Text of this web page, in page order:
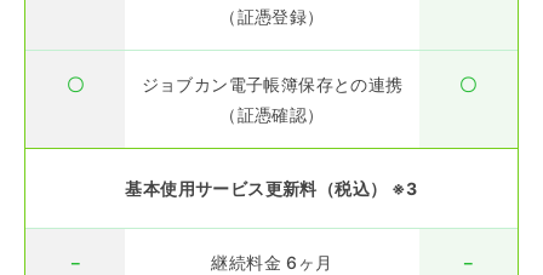
（証憑登録）
〇
ジョブカン電子帳簿保存との連携
（証憑確認）
〇
基本使用サービス更新料（税込） ※3
－ 継続料金 6ヶ月 －